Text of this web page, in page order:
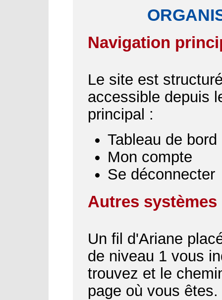
Navigation
Le site est
accessible depuis
principal :
Tableau de bord
Mon compte
Se déconnecter
Autres
Un fil d'Ariane
de niveau 1 vous
trouvez et le
page où vous êtes.